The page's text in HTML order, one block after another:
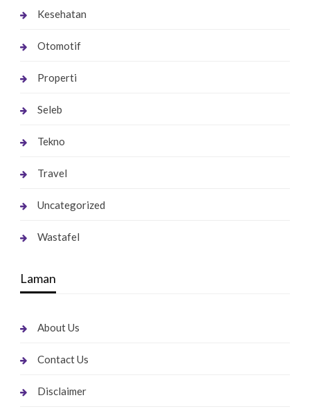
Kesehatan
Otomotif
Properti
Seleb
Tekno
Travel
Uncategorized
Wastafel
Laman
About Us
Contact Us
Disclaimer